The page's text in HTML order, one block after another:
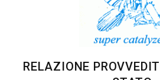
RELAZIONE